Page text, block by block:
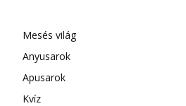
Mesés világ
Anyusarok
Apusarok
Kvíz